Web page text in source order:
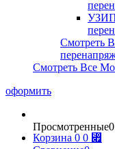
УЗИП
Смотреть
Смотреть Все
оформить
Просмотренные0
Корзина 0 0 ⃏